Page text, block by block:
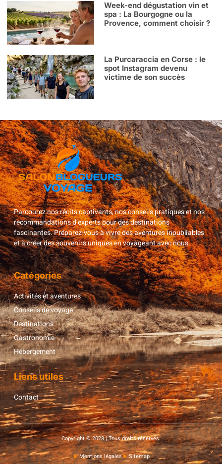
Week-end dégustation vin et
spa : La Bourgogne ou la
Provence, comment choisir ?
La Purcaraccia en Corse : le
spot Instagram devenu
victime de son succès
Parcourez nos récits captivants, nos conseils pratiques et nos
recommandations d’experts pour des destinations
fascinantes. Préparez-vous à vivre des aventures inoubliables
et à créer des souvenirs uniques en voyageant avec nous.
Catégories
Activités et aventures
Conseils de voyage
Destinations
Gastronomie
Hébergement
Liens utiles
Contact
Copyright © 2023 | Tous droits réservés.
Mentions légales Sitemap